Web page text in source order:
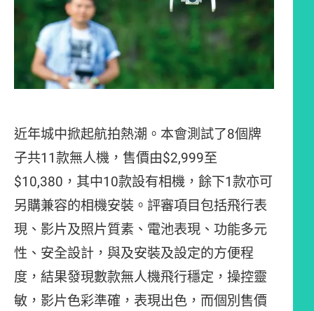
近年城中掀起航拍熱潮。本會測試了8個牌
子共11款無人機，售價由$2,999至
$10,380，其中10款設有相機，餘下1款亦可
另購兼容的相機安裝。評審項目包括飛行表
現、影片及照片質素、電池表現、功能多元
性、安全設計，與及安裝及設定的方便程
度，結果發現數款無人機飛行穩定，操控靈
敏，影片色彩準確，表現出色，而個別售價